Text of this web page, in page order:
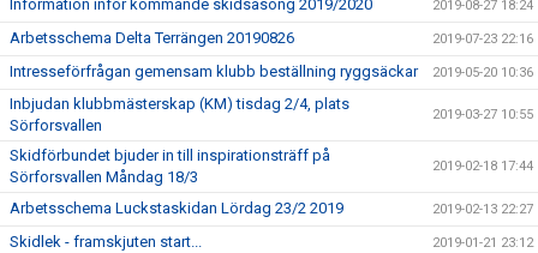
Information inför kommande skidsäsong 2019/2020 2019-08-27 18:24
Arbetsschema Delta Terrängen 20190826 2019-07-23 22:16
Intresseförfrågan gemensam klubb beställning ryggsäckar 2019-05-20 10:36
Inbjudan klubbmästerskap (KM) tisdag 2/4, plats
Sörforsvallen
2019-03-27 10:55
Skidförbundet bjuder in till inspirationsträff på
Sörforsvallen Måndag 18/3
2019-02-18 17:44
Arbetsschema Luckstaskidan Lördag 23/2 2019 2019-02-13 22:27
Skidlek - framskjuten start... 2019-01-21 23:12